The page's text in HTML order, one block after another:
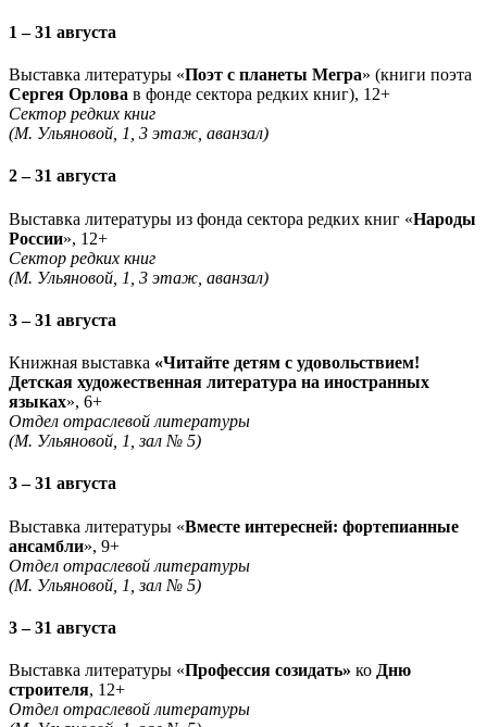
1 – 31 августа
Выставка литературы «Поэт с планеты Мегра» (книги поэта
Сергея Орлова в фонде сектора редких книг), 12+
Сектор редких книг
(М. Ульяновой, 1, 3 этаж, аванзал)
2 – 31 августа
Выставка литературы из фонда сектора редких книг «Народы
России», 12+
Сектор редких книг
(М. Ульяновой, 1, 3 этаж, аванзал)
3 – 31 августа
Книжная выставка «Читайте детям с удовольствием!
Детская художественная литература на иностранных
языках», 6+
Отдел отраслевой литературы
(М. Ульяновой, 1, зал № 5)
3 – 31 августа
Выставка литературы «Вместе интересней: фортепианные
ансамбли», 9+
Отдел отраслевой литературы
(М. Ульяновой, 1, зал № 5)
3 – 31 августа
Выставка литературы «Профессия созидать» ко Дню
строителя, 12+
Отдел отраслевой литературы